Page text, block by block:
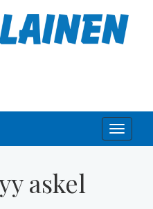
Toggle
askel